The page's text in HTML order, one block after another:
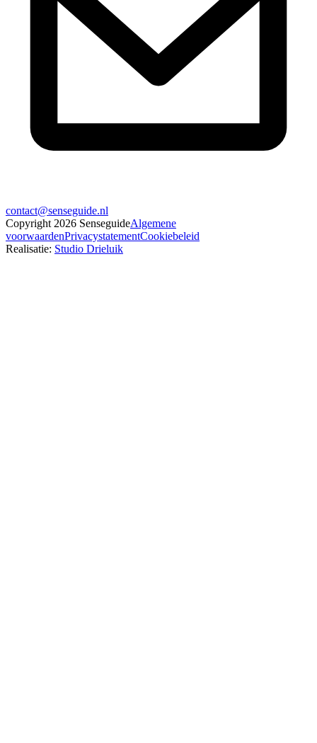
contact@senseguide.nl
Copyright 2026 SenseguideAlgemene
voorwaardenPrivacystatementCookiebeleid
Realisatie: Studio Drieluik